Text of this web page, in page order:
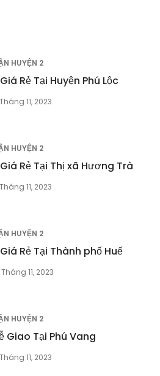
HUYỆN 2
Rẻ Tại Huyện Phú Lộc
11, 2023
HUYỆN 2
Rẻ Tại Thị xã Hương Trà
11, 2023
HUYỆN 2
Rẻ Tại Thành phố Huế
Tháng 11, 2023
HUYỆN 2
Giao Tại Phú Vang
11, 2023